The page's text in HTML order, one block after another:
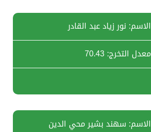
الاسم: نور زياد عبد القادر
معدل التخرج: 70.43
الاسم: سهند بشير محي الدين